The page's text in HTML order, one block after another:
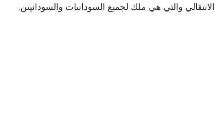
الانتقالي والتي هي ملك لجميع السودانيات والسودانيين.